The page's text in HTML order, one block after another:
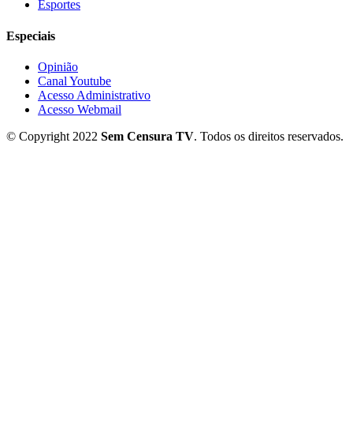
Esportes
Especiais
Opinião
Canal Youtube
Acesso Administrativo
Acesso Webmail
© Copyright 2022 Sem Censura TV. Todos os direitos reservados.